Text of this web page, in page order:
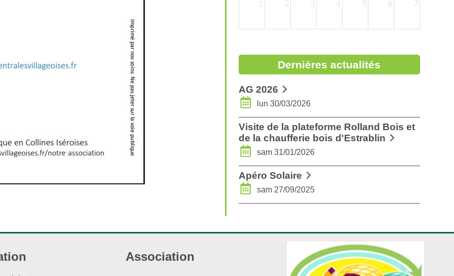
1 2 3 4 5 6 7
Dernières actualités
AG 2026
lun 30/03/2026
Visite de la plateforme Rolland Bois et
de la chaufferie bois d'Estrablin
sam 31/01/2026
Apéro Solaire
sam 27/09/2025
Association